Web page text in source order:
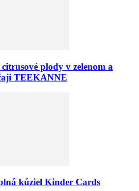
plody v zelenom a
TEEKANNE
kúziel Kinder Cards